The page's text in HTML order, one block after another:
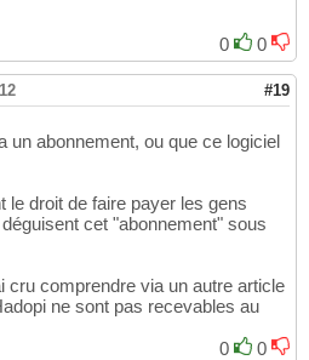
0
0
#19
un abonnement, ou que ce logiciel
le droit de faire payer les gens
cet "abonnement" sous
cru comprendre via un autre article
ne sont pas recevables au
0
0